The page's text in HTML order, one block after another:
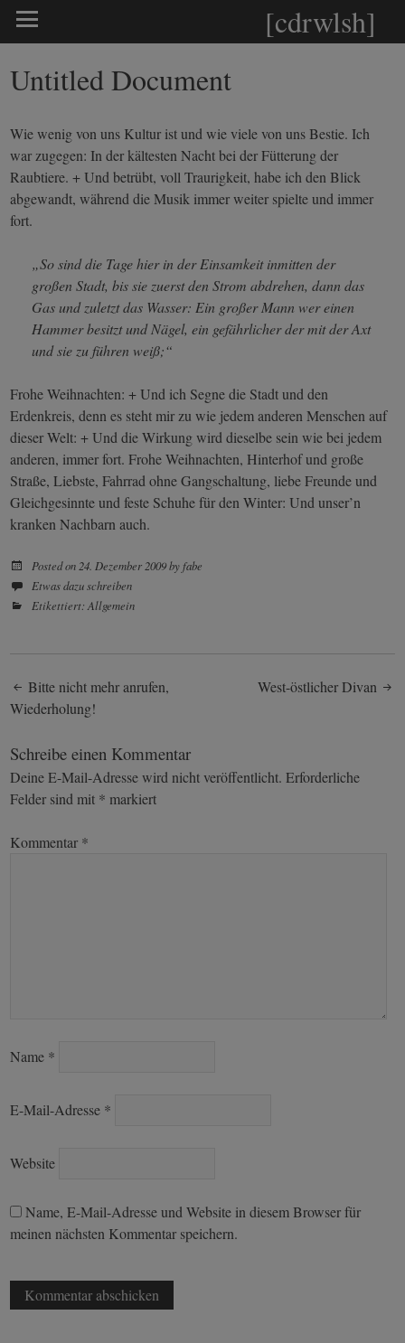
[cdrwlsh]
Untitled Document
Wie wenig von uns Kultur ist und wie viele von uns Bestie. Ich
war zugegen: In der kältesten Nacht bei der Fütterung der
Raubtiere. + Und betrübt, voll Traurigkeit, habe ich den Blick
abgewandt, während die Musik immer weiter spielte und immer
fort.
„So sind die Tage hier in der Einsamkeit inmitten der
großen Stadt, bis sie zuerst den Strom abdrehen, dann das
Gas und zuletzt das Wasser: Ein großer Mann wer einen
Hammer besitzt und Nägel, ein gefährlicher der mit der Axt
und sie zu führen weiß;“
Frohe Weihnachten: + Und ich Segne die Stadt und den
Erdenkreis, denn es steht mir zu wie jedem anderen Menschen auf
dieser Welt: + Und die Wirkung wird dieselbe sein wie bei jedem
anderen, immer fort. Frohe Weihnachten, Hinterhof und große
Straße, Liebste, Fahrrad ohne Gangschaltung, liebe Freunde und
Gleichgesinnte und feste Schuhe für den Winter: Und unser’n
kranken Nachbarn auch.
Posted on 24. Dezember 2009by fabe
Etwas dazu schreiben
Etikettiert:Allgemein
Post
navigation
Bitte nicht mehr anrufen,
Wiederholung!
West-östlicher Divan
Schreibe einen Kommentar
Deine E-Mail-Adresse wird nicht veröffentlicht. Erforderliche
Felder sind mit * markiert
Kommentar *
Name *
E-Mail-Adresse *
Website
Name, E-Mail-Adresse und Website in diesem Browser für
meinen nächsten Kommentar speichern.